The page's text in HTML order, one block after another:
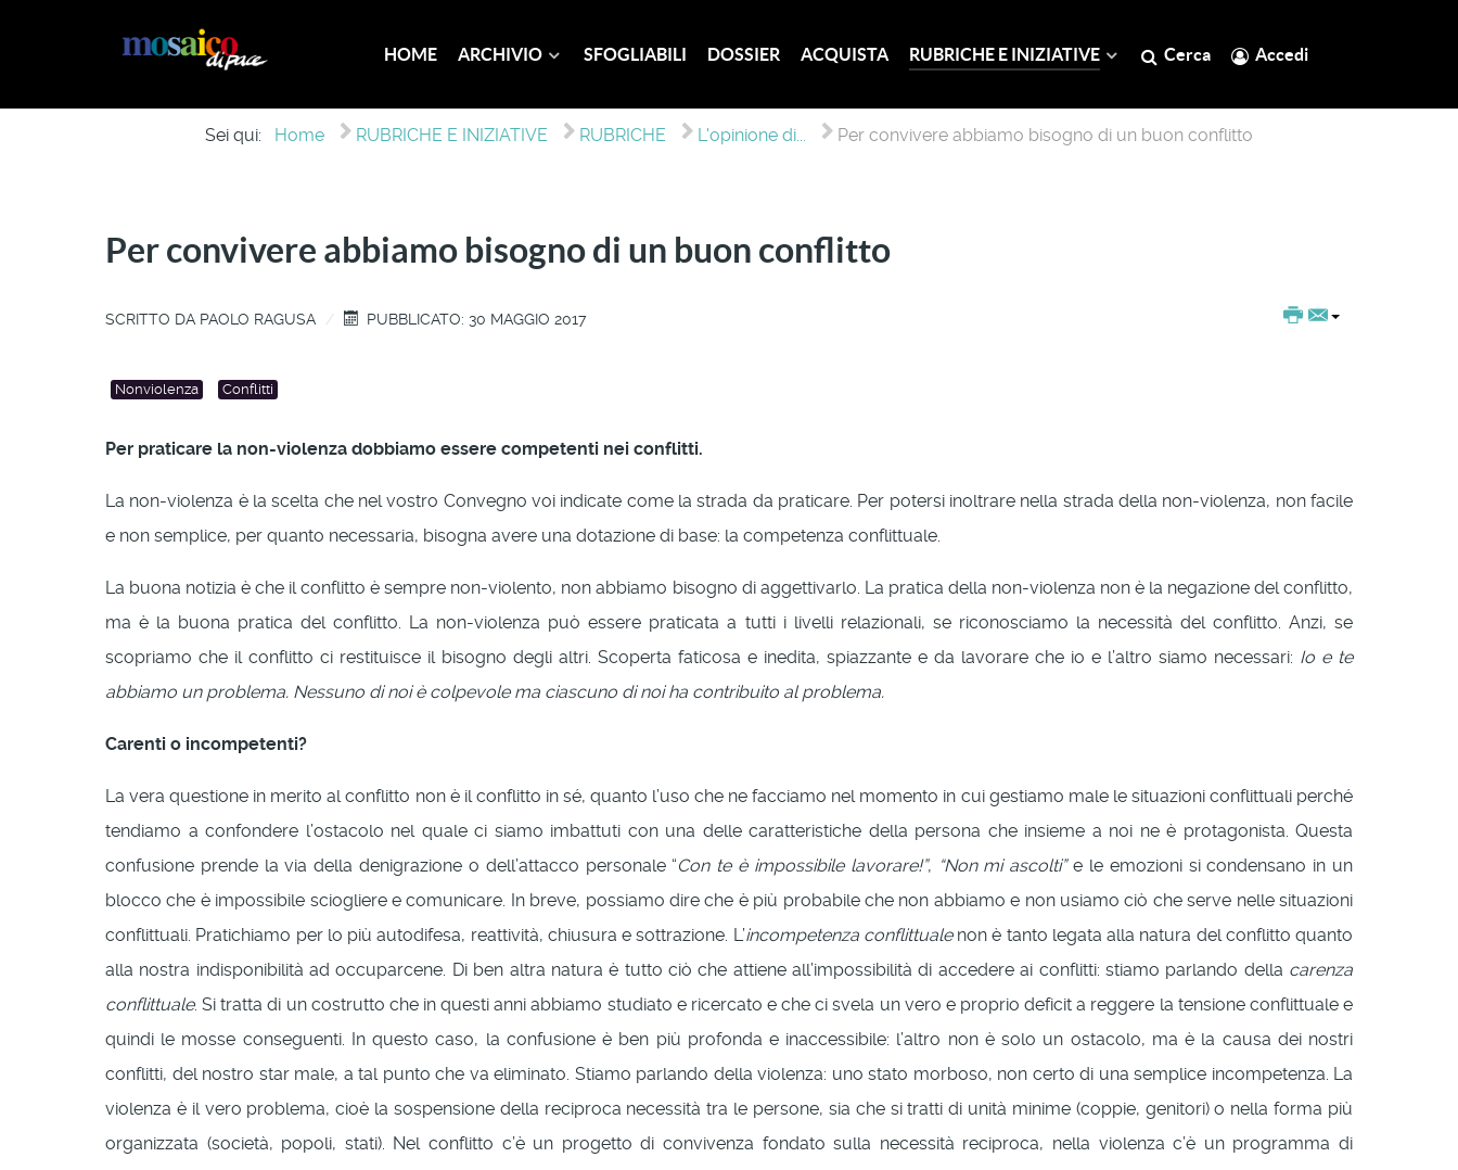
HOME ARCHIVIO SFOGLIABILI DOSSIER ACQUISTA RUBRICHE E INIZIATIVE Cerca Accedi
Sei qui: Home RUBRICHE E INIZIATIVE RUBRICHE L'opinione di... Per convivere abbiamo bisogno di un buon conflitto
Per convivere abbiamo bisogno di un buon conflitto
SCRITTO DA PAOLO RAGUSA PUBBLICATO: 30 MAGGIO 2017
Nonviolenza Conflitti
Per praticare la non-violenza dobbiamo essere competenti nei conflitti.
La non-violenza è la scelta che nel vostro Convegno voi indicate come la strada da praticare. Per potersi inoltrare nella strada della non-violenza, non facile
e non semplice, per quanto necessaria, bisogna avere una dotazione di base: la competenza conflittuale.
La buona notizia è che il conflitto è sempre non-violento, non abbiamo bisogno di aggettivarlo. La pratica della non-violenza non è la negazione del conflitto,
ma è la buona pratica del conflitto. La non-violenza può essere praticata a tutti i livelli relazionali, se riconosciamo la necessità del conflitto. Anzi, se
scopriamo che il conflitto ci restituisce il bisogno degli altri. Scoperta faticosa e inedita, spiazzante e da lavorare che io e l’altro siamo necessari: Io e te
abbiamo un problema. Nessuno di noi è colpevole ma ciascuno di noi ha contribuito al problema.
Carenti o incompetenti?
La vera questione in merito al conflitto non è il conflitto in sé, quanto l’uso che ne facciamo nel momento in cui gestiamo male le situazioni conflittuali perché
tendiamo a confondere l’ostacolo nel quale ci siamo imbattuti con una delle caratteristiche della persona che insieme a noi ne è protagonista. Questa
confusione prende la via della denigrazione o dell’attacco personale “Con te è impossibile lavorare!”, “Non mi ascolti”e le emozioni si condensano in un
blocco che è impossibile sciogliere e comunicare. In breve, possiamo dire che è più probabile che non abbiamo e non usiamo ciò che serve nelle situazioni
conflittuali. Pratichiamo per lo più autodifesa, reattività, chiusura e sottrazione. L’incompetenza conflittualenon è tanto legata alla natura del conflitto quanto
alla nostra indisponibilità ad occuparcene. Di ben altra natura è tutto ciò che attiene all’impossibilità di accedere ai conflitti: stiamo parlando della carenza
conflittuale. Si tratta di un costrutto che in questi anni abbiamo studiato e ricercato e che ci svela un vero e proprio deficit a reggere la tensione conflittuale e
quindi le mosse conseguenti. In questo caso, la confusione è ben più profonda e inaccessibile: l’altro non è solo un ostacolo, ma è la causa dei nostri
conflitti, del nostro star male, a tal punto che va eliminato. Stiamo parlando della violenza: uno stato morboso, non certo di una semplice incompetenza. La
violenza è il vero problema, cioè la sospensione della reciproca necessità tra le persone, sia che si tratti di unità minime (coppie, genitori) o nella forma più
organizzata (società, popoli, stati). Nel conflitto c’è un progetto di convivenza fondato sulla necessità reciproca, nella violenza c’è un programma di